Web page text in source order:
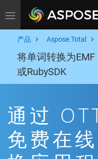
Toggle navigation
产品 Aspose.Total
将单词转换为
或RubySDK
通过
免费在